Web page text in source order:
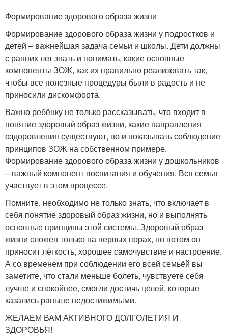
Формирование здорового образа жизни
Формирование здорового образа жизни у подростков и
детей – важнейшая задача семьи и школы. Дети должны
с ранних лет знать и понимать, какие основные
компоненты ЗОЖ, как их правильно реализовать так,
чтобы все полезные процедуры были в радость и не
приносили дискомфорта.
Важно ребёнку не только рассказывать, что входит в
понятие здоровый образ жизни, какие направления
оздоровления существуют, но и показывать соблюдение
принципов ЗОЖ на собственном примере.
Формирование здорового образа жизни у дошкольников
– важный компонент воспитания и обучения. Вся семья
участвует в этом процессе.
Помните, необходимо не только знать, что включает в
себя понятие здоровый образ жизни, но и выполнять
основные принципы этой системы. Здоровый образ
жизни сложен только на первых порах, но потом он
приносит лёгкость, хорошее самочувствие и настроение.
А со временем при соблюдении его всей семьёй вы
заметите, что стали меньше болеть, чувствуете себя
лучше и спокойнее, смогли достичь целей, которые
казались раньше недостижимыми.
ЖЕЛАЕМ ВАМ АКТИВНОГО ДОЛГОЛЕТИЯ И
ЗДОРОВЬЯ!